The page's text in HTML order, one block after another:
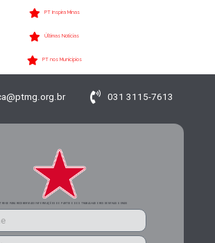
PT Inspira Minas
Últimas Notícias
PT nos Municípios
031 3115-7613
SE PARA RECEBER MAIS INFORMAÇÕES DO PARTIDO DOS TRABALHADORES DE MINAS GERAIS